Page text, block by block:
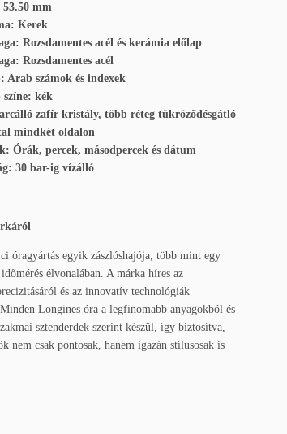
mm
Kerek
Rozsdamentes acél és kerámia előlap
Rozsdamentes acél
Arab számok és indexek
színe: kék
zafír kristály, több réteg tükröződésgátló
mindkét oldalon
Órák, percek, másodpercek és dátum
30 bar-ig vízálló
óragyártás egyik zászlóshajója, több mint egy
élvonalában. A márka híres az
és az innovatív technológiák
Longines óra a legfinomabb anyagokból és
sztenderdek szerint készül, így biztosítva,
nem csak pontosak, hanem igazán stílusosak is